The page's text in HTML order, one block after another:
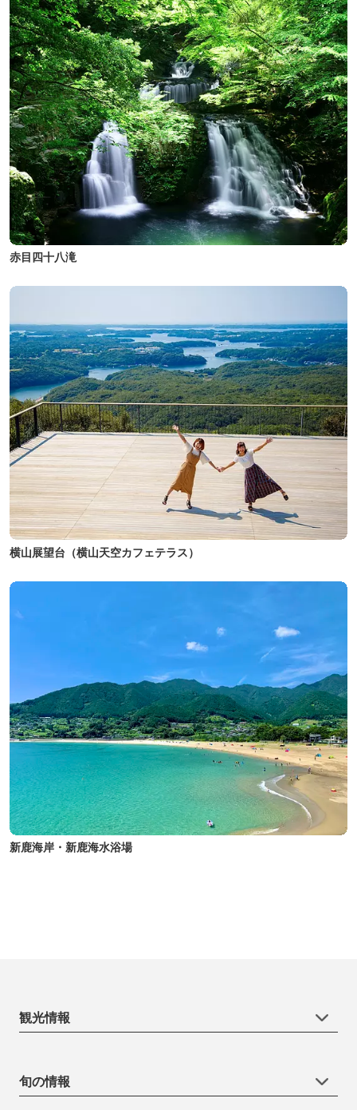
赤目四十八滝
横山展望台（横山天空カフェテラス）
新鹿海岸・新鹿海水浴場
観光情報
旬の情報